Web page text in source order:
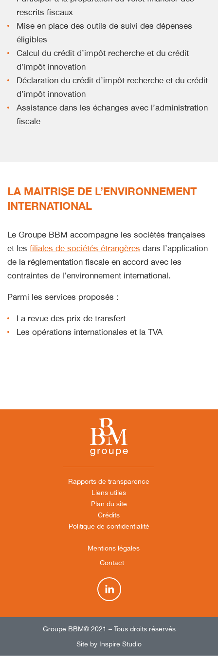
rescrits fiscaux
Mise en place des outils de suivi des dépenses
éligibles
Calcul du crédit d’impôt recherche et du crédit
d’impôt innovation
Déclaration du crédit d’impôt recherche et du crédit
d’impôt innovation
Assistance dans les échanges avec l’administration
fiscale
LA MAITRISE DE L’ENVIRONNEMENT
INTERNATIONAL
Le Groupe BBM accompagne les sociétés françaises
et les filiales de sociétés étrangères dans l’application
de la réglementation fiscale en accord avec les
contraintes de l’environnement international.
Parmi les services proposés :
La revue des prix de transfert
Les opérations internationales et la TVA
Rapports de transparence
Liens utiles
Plan du site
Crédits
Mentions légales
Contact
Politique de confidentialité
Groupe BBM© 2021 – Tous droits réservés
Site by Inspire Studio